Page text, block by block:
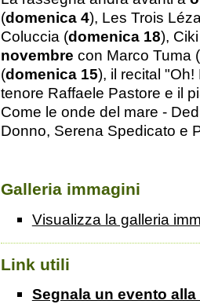
(domenica 4), Les Trois
Coluccia (domenica 18),
novembre con Marco Tuma (
(domenica 15), il recital
tenore Raffaele Pastore e il
Come le onde del mare -
Donno, Serena Spedicato e
Galleria immagini
Visualizza la galleria
Link utili
Segnala un evento